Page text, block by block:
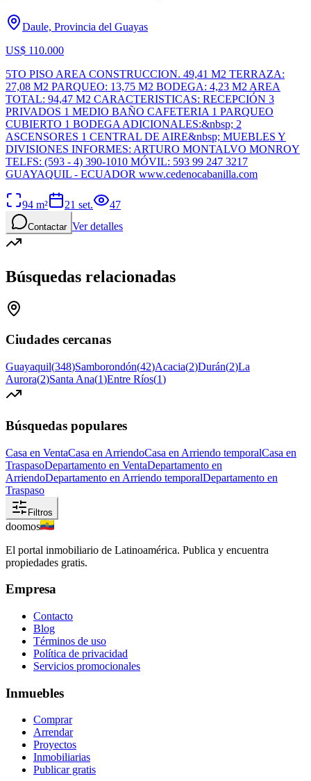
Daule, Provincia del Guayas
US$ 110.000
5TO PISO AREA CONSTRUCCION. 49,41 M2 TERRAZA:
27,08 M2 PARQUEO: 13,75 M2 BODEGA: 4,23 M2 AREA
TOTAL: 94,47 M2 CARACTERISTICAS: RECEPCIÓN 3
PRIVADOS 1 MEDIO BAÑO CAFETERIA 1 PARQUEO
CUBIERTO 1 BODEGA ADICIONALES:&nbsp; 2
ASCENSORES 1 CENTRAL DE AIRE&nbsp; MUEBLES Y
DIVISIONES INFORMES: ARTURO MONTALVO MONROY
TELFS: (593 - 4) 390-1010 MÓVIL: 593 99 247 3217
GUAYAQUIL - ECUADOR www.cedenocabanilla.com
94 m² 21 set. 47
Contactar Ver detalles
Búsquedas relacionadas
Ciudades cercanas
Guayaquil(348)Samborondón(42)Acacia(2)Durán(2)La
Aurora(2)Santa Ana(1)Entre Ríos(1)
Búsquedas populares
Casa en VentaCasa en ArriendoCasa en Arriendo temporalCasa en
TraspasoDepartamento en VentaDepartamento en
ArriendoDepartamento en Arriendo temporalDepartamento en
Traspaso
Filtros
doomos
El portal inmobiliario de Latinoamérica. Publica y encuentra
propiedades gratis.
Empresa
Contacto
Blog
Términos de uso
Política de privacidad
Servicios promocionales
Inmuebles
Comprar
Arrendar
Proyectos
Inmobiliarias
Publicar gratis